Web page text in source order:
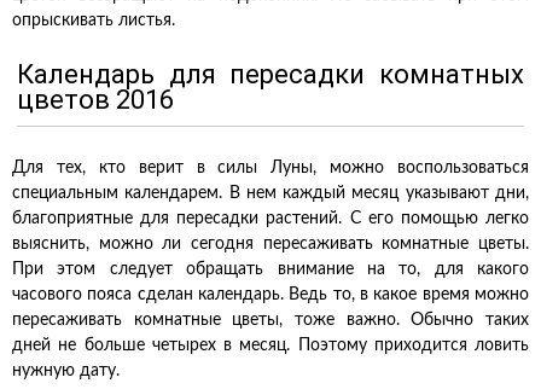
опрыскивать листья.
Календарь для пересадки комнатных
цветов 2016
Для тех, кто верит в силы Луны, можно воспользоваться
специальным календарем. В нем каждый месяц указывают дни,
благоприятные для пересадки растений. С его помощью легко
выяснить, можно ли сегодня пересаживать комнатные цветы.
При этом следует обращать внимание на то, для какого
часового пояса сделан календарь. Ведь то, в какое время можно
пересаживать комнатные цветы, тоже важно. Обычно таких
дней не больше четырех в месяц. Поэтому приходится ловить
нужную дату.